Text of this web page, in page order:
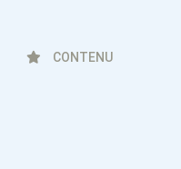
CONTENU